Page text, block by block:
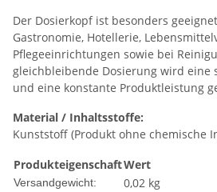
Der Dosierkopf ist besonders
Gastronomie, Hotellerie,
Pflegeeinrichtungen sowie bei
gleichbleibende Dosierung wird eine
und eine konstante Produktleistung
Material / Inhaltsstoffe:
Kunststoff (Produkt ohne chemische
ProdukteigenschaftWert
Versandgewicht: 0,02 kg